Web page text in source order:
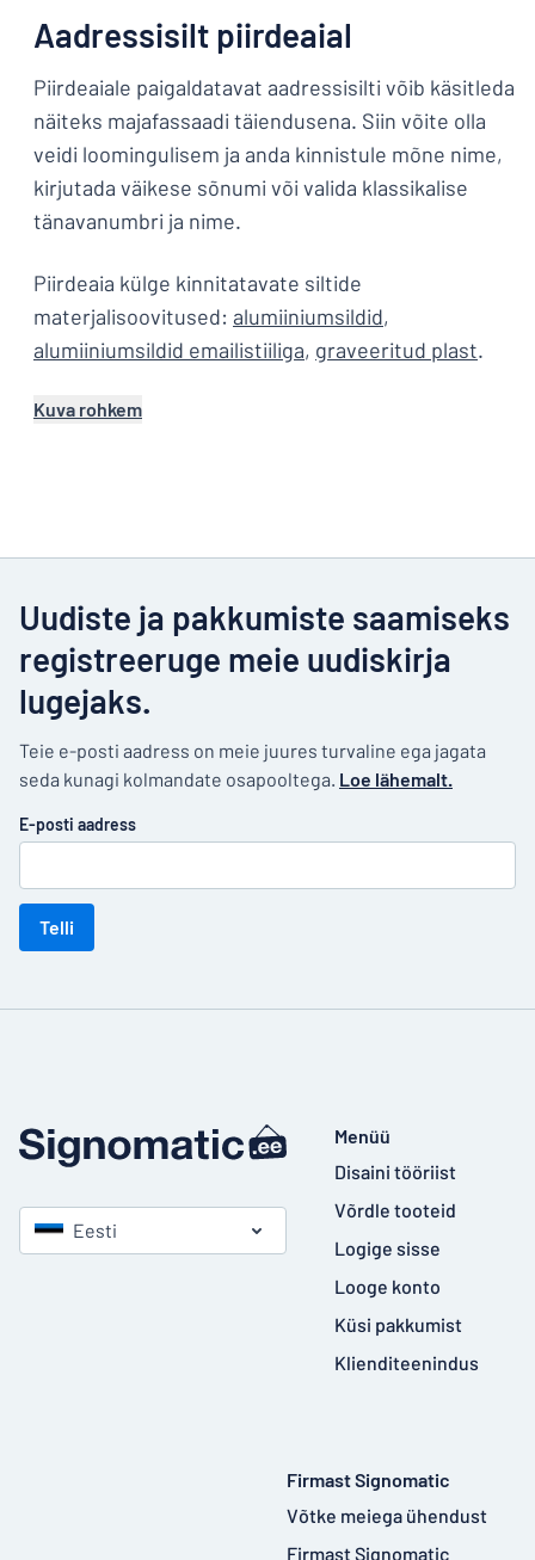
Aadressisilt piirdeaial
Piirdeaiale paigaldatavat aadressisilti võib käsitleda
näiteks majafassaadi täiendusena. Siin võite olla
veidi loomingulisem ja anda kinnistule mõne nime,
kirjutada väikese sõnumi või valida klassikalise
tänavanumbri ja nime.
Piirdeaia külge kinnitatavate siltide
materjalisoovitused: alumiiniumsildid,
alumiiniumsildid emailistiiliga, graveeritud plast.
Kuva rohkem
Uudiste ja pakkumiste saamiseks
registreeruge meie uudiskirja
lugejaks.
Teie e-posti aadress on meie juures turvaline ega jagata
seda kunagi kolmandate osapooltega. Loe lähemalt.
E-posti aadress
Telli
Eesti
Menüü
Disaini tööriist
Võrdle tooteid
Logige sisse
Looge konto
Küsi pakkumist
Klienditeenindus
Firmast Signomatic
Võtke meiega ühendust
Firmast Signomatic